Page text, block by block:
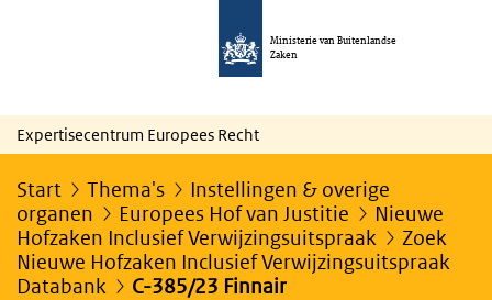
Ministerie van Buitenlandse
Zaken
Expertisecentrum Europees Recht
Start Thema's
Instellingen & overige
organen
Europees Hof van Justitie
Nieuwe
Hofzaken Inclusief Verwijzingsuitspraak
Zoek
Nieuwe Hofzaken Inclusief Verwijzingsuitspraak
Databank
C-385/23 Finnair